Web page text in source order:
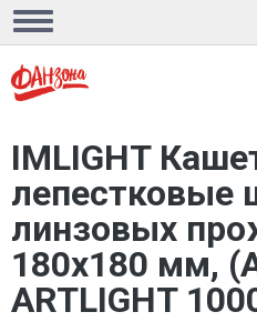
IMLIGHT
лепестковые
линзовых
180х180 мм,
ARTLIGHT